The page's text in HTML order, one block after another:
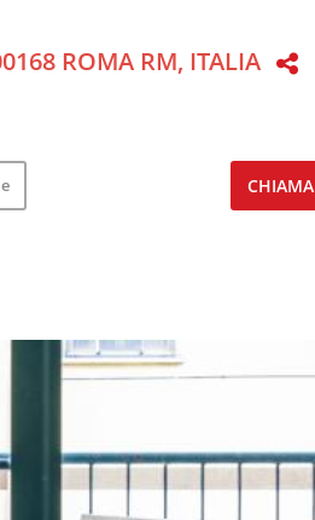
ROMA RM, ITALIA
CHIAMA